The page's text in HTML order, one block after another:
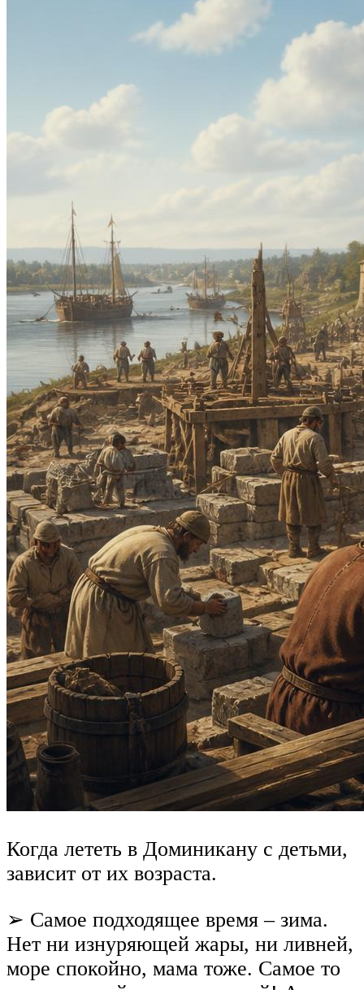
Когда лететь в Доминикану с детьми,
зависит от их возраста.
➢ Самое подходящее время – зима.
Нет ни изнуряющей жары, ни ливней,
море спокойно, мама тоже. Самое то